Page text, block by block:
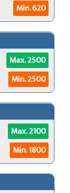
Min. 620
Max. 2500
Min. 2500
Max. 2100
Min. 1800